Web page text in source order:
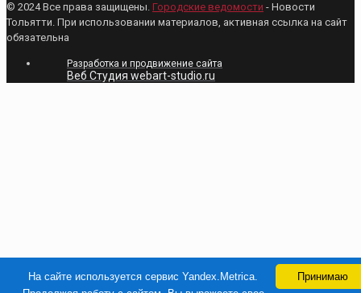
© 2024 Все права защищены. Городские ведомости - Новости
Тольятти. При использовании материалов, активная ссылка на сайт
обязательна
Разработка и продвижение сайта
Веб Студия webart-studio.ru
Принимаю
На сайте используется сервис Yandex.Metrica.